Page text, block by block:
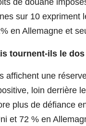
sur 10 expriment
en Allemagne et
tournent-ils le
affichent une
loin derrière
plus de défiance
et 72 % en